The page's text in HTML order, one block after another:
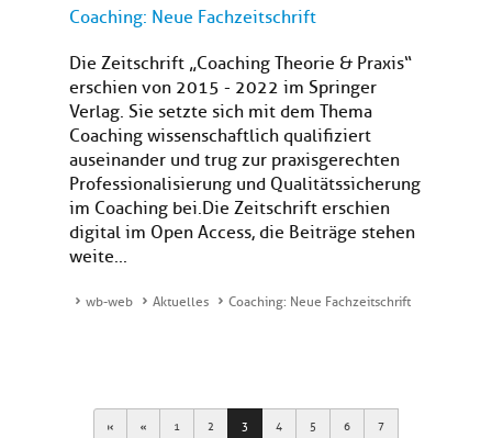
Coaching: Neue Fachzeitschrift
Die Zeitschrift „Coaching Theorie & Praxis“
erschien von 2015 - 2022 im Springer
Verlag. Sie setzte sich mit dem Thema
Coaching wissenschaftlich qualifiziert
auseinander und trug zur praxisgerechten
Professionalisierung und Qualitätssicherung
im Coaching bei. Die Zeitschrift erschien
digital im Open Access, die Beiträge stehen
weite...
wb-web Aktuelles Coaching: Neue Fachzeitschrift
First Previous
1 2 3 4 5 6 7